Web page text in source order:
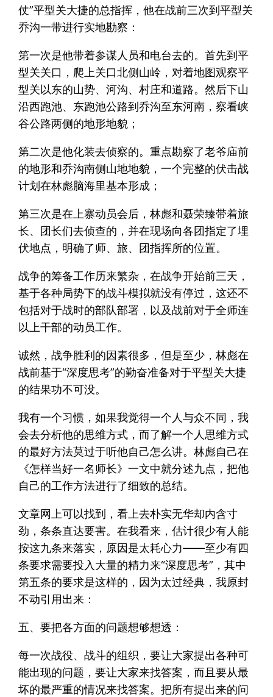
仗”平型关大捷的总指挥，他在战前三次到平型关
乔沟一带进行实地勘察：
第一次是他带着参谋人员和电台去的。首先到平
型关关口，爬上关口北侧山岭，对着地图观察平
型关以东的山势、河沟、村庄和道路。然后下山
沿西跑池、东跑池公路到乔沟至东河南，察看峡
谷公路两侧的地形地貌；
第二次是他化装去侦察的。重点勘察了老爷庙前
的地形和乔沟南侧山地地貌，一个完整的伏击战
计划在林彪脑海里基本形成；
第三次是在上寨动员会后，林彪和聂荣臻带着旅
长、团长们去侦查的，并在现场向各团指定了埋
伏地点，明确了师、旅、团指挥所的位置。
战争的筹备工作历来繁杂，在战争开始前三天，
基于各种局势下的战斗模拟就没有停过，这还不
包括对于战时的部队部署，以及战前对于全师连
以上干部的动员工作。
诚然，战争胜利的因素很多，但是至少，林彪在
战前基于“深度思考”的勤奋准备对于平型关大捷
的结果功不可没。
我有一个习惯，如果我觉得一个人与众不同，我
会去分析他的思维方式，而了解一个人思维方式
的最好方法莫过于听他自己怎么讲。林彪自己在
《怎样当好一名师长》一文中就分述九点，把他
自己的工作方法进行了细致的总结。
文章网上可以找到，看上去朴实无华却内含寸
劲，条条直达要害。在我看来，估计很少有人能
按这九条来落实，原因是太耗心力——至少有四
条要求需要投入大量的精力来“深度思考”，其中
第五条的要求是这样的，因为太过经典，我原封
不动引用出来：
五、要把各方面的问题想够想透：
每一次战役、战斗的组织，要让大家提出各种可
能出现的问题，要让大家来找答案，而且要从最
坏的最严重的情况来找答案。把所有提出来的问